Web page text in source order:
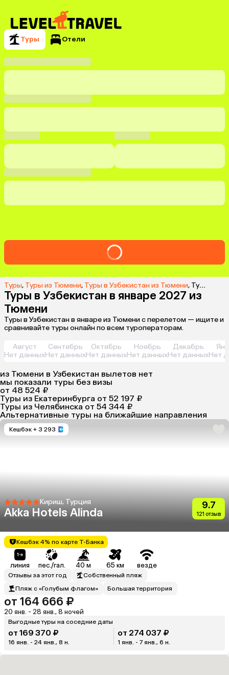
Туры Отели
Туры, Туры из Тюмени, Туры в Узбекистан из Тюмени, Туры в Узбекистан в январе 2027 из Тюмени
Туры в Узбекистан в январе 2027 из
Тюмени
Туры в Узбекистан в январе из Тюмени с перелетом — ищите и
сравнивайте туры онлайн по всем туроператорам.
Август
Нет данных
Сентябрь
Нет данных
Октябрь
Нет данных
Ноябрь
Нет данных
Декабрь
Нет данныхНет
из Тюмени в Узбекистан вылетов нет
мы показали туры без визы
от 48 524 ₽
Туры из Екатеринбурга от 52 197 ₽
Туры из Челябинска от 54 344 ₽
Альтернативные туры на ближайшие направления
Кешбэк + 3 293
Кириш, Турция
Akka Hotels Alinda
9.7
121 отзыв
Кешбэк 4% по карте Т-Банка
линия пес./гал. 40 м 65 км везде
Отзывы за этот год
Собственный пляж
Пляж с «Голубым флагом»
Большая территория
от 164 666 ₽
20 янв. - 28 янв., 8 ночей
Выгодные туры на соседние даты
от 169 370 ₽
16 янв. - 24 янв., 8 н.
от 274 037 ₽
1 янв. - 7 янв., 6 н.